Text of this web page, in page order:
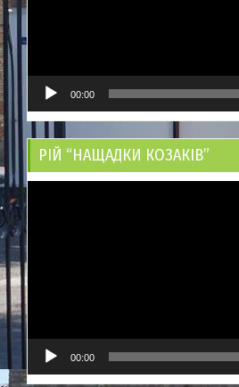
00:00
РІЙ “НАЩАДКИ КОЗАКІВ”
00:00